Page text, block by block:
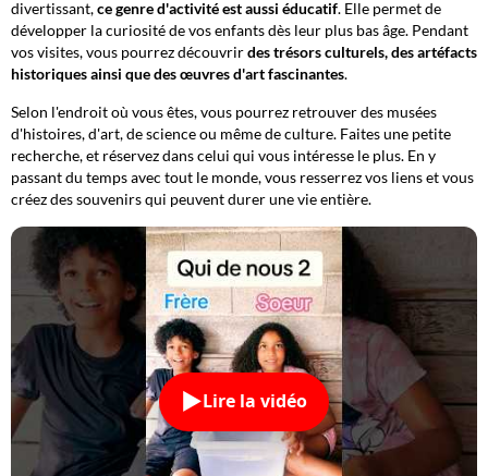
divertissant,ce genre d'activité est aussi éducatif. Elle permet de
développer la curiosité de vos enfants dès leur plus bas âge. Pendant
vos visites, vous pourrez découvrirdes trésors culturels, des artéfacts
historiques ainsi que des œuvres d'art fascinantes.
Selon l'endroit où vous êtes, vous pourrez retrouver des musées
d'histoires, d'art, de science ou même de culture. Faites une petite
recherche, et réservez dans celui qui vous intéresse le plus. En y
passant du temps avec tout le monde, vous resserrez vos liens et vous
créez des souvenirs qui peuvent durer une vie entière.
Lire la vidéo